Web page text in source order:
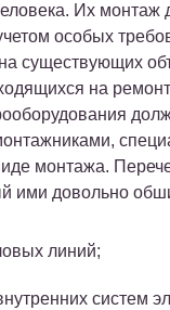
Их монтаж
особых
существующих
на
монтажа.
ими довольно
линий;
систем